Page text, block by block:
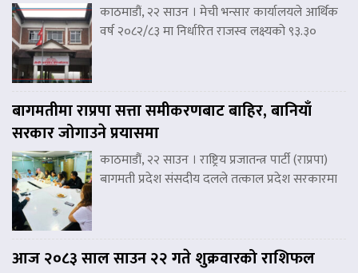
काठमाडौं, २२ साउन । मेची भन्सार कार्यालयले आर्थिक
वर्ष २०८२/८३ मा निर्धारित राजस्व लक्ष्यको ९३.३०
बागमतीमा राप्रपा सत्ता समीकरणबाट बाहिर, बानियाँ
सरकार जोगाउने प्रयासमा
काठमाडौं, २२ साउन । राष्ट्रिय प्रजातन्त्र पार्टी (राप्रपा)
बागमती प्रदेश संसदीय दलले तत्काल प्रदेश सरकारमा
आज २०८३ साल साउन २२ गते शुक्रवारको राशिफल